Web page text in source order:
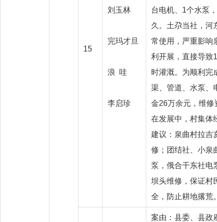
15
刘玉林
完玛才旦
浪 哇
李启珍
台电机、1个水泵
久。土尕当社，河
常使用，严重影响
利开展，直接导致
时灌溉。为顺利完
渠、管道、水泵、
金26万余元，维修
在发展中，村集体
建议：泉曲村拉吉
修；团结社、小泉
泵，俄合干东社电
坝头维修，保证村
全，防止耕地撂荒
案由：县委、县政